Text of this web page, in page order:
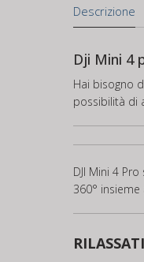
Descrizione
Dji Mini 4
Hai bisogno
possibilità di
DJI Mini 4
360°
RILASSATI